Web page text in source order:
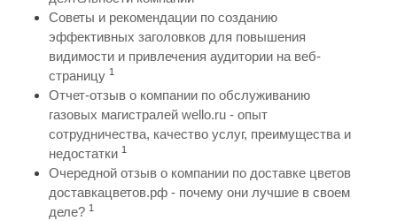
Советы и рекомендации по созданию
эффективных заголовков для повышения
видимости и привлечения аудитории на веб-
страницу 1
Отчет-отзыв о компании по обслуживанию
газовых магистралей wello.ru - опыт
сотрудничества, качество услуг, преимущества и
недостатки 1
Очередной отзыв о компании по доставке цветов
доставкацветов.рф - почему они лучшие в своем
деле? 1